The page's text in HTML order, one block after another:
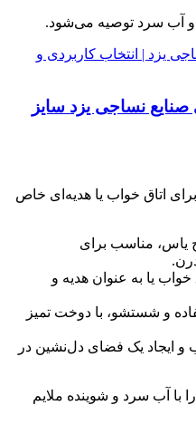
و آب سرد توصیه می‌شود.
نساجی یزد سایز
برای اتاق خواب یا هدیه‌ای خاص
یاس، مناسب برای
یا به عنوان هدیه و
و شستشو، با دوخت تمیز
و ایجاد یک فضای دل‌نشین در
با آب سرد و شوینده ملایم